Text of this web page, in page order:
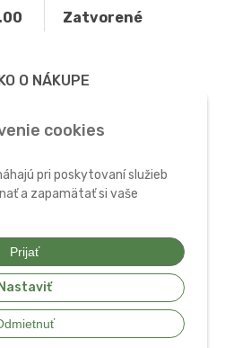
cookies
pri poskytovaní služieb
a zapamätať si vaše
Prijať
Nastaviť
Zatvorené
O NÁKUPE
údajov
a doplnky • tvorba eshopu cez